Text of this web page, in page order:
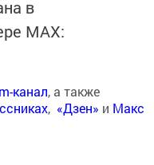
в
MАХ:
канал, а также
, «Дзен» и Макс